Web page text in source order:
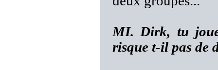
MI. Dirk, tu
risque t-il pas de